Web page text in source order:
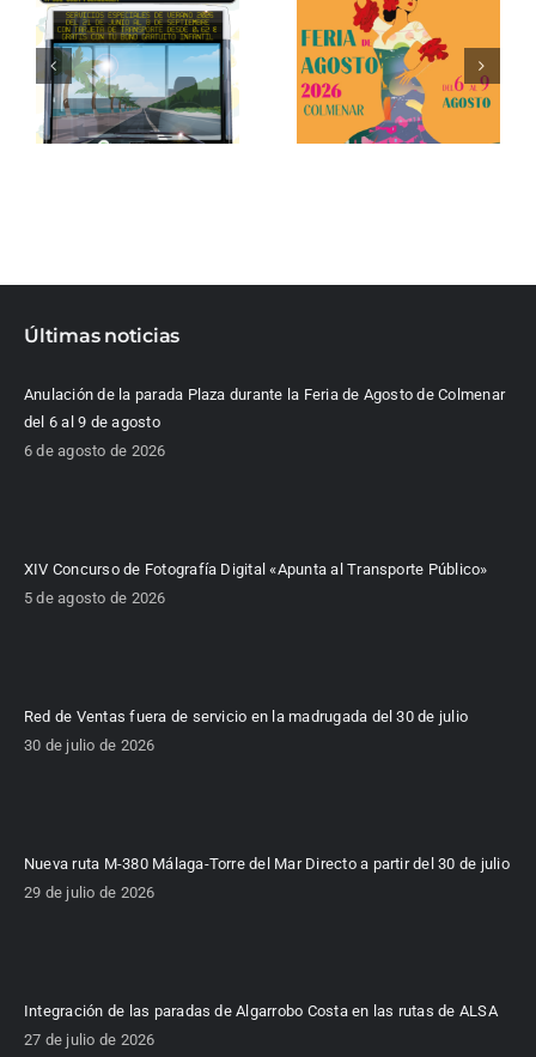
Últimas noticias
Anulación de la parada Plaza durante la Feria de Agosto de Colmenar
del 6 al 9 de agosto
6 de agosto de 2026
XIV Concurso de Fotografía Digital «Apunta al Transporte Público»
5 de agosto de 2026
Red de Ventas fuera de servicio en la madrugada del 30 de julio
30 de julio de 2026
Nueva ruta M-380 Málaga-Torre del Mar Directo a partir del 30 de julio
29 de julio de 2026
Integración de las paradas de Algarrobo Costa en las rutas de ALSA
27 de julio de 2026